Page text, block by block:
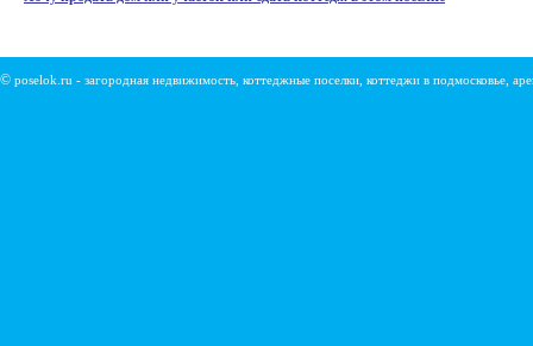
© poselok.ru - загородная недвижимость, коттеджные поселки, коттеджи в подмосковье,